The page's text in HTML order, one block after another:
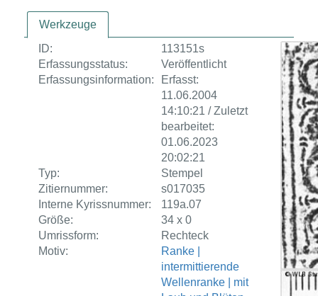
Werkzeuge
ID:
113151s
Erfassungsstatus:
Veröffentlicht
Erfassungsinformation:
Erfasst:
11.06.2004
14:10:21 / Zuletzt
bearbeitet:
01.06.2023
20:02:21
Typ:
Stempel
Zitiernummer:
s017035
Interne Kyrissnummer:
119a.07
Größe:
34 x 0
Umrissform:
Rechteck
Motiv:
Ranke |
intermittierende
Wellenranke | mit